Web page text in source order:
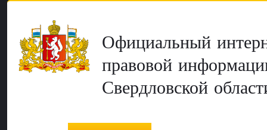
Официальный
правовой
Свердловской